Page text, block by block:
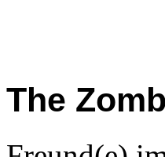
The